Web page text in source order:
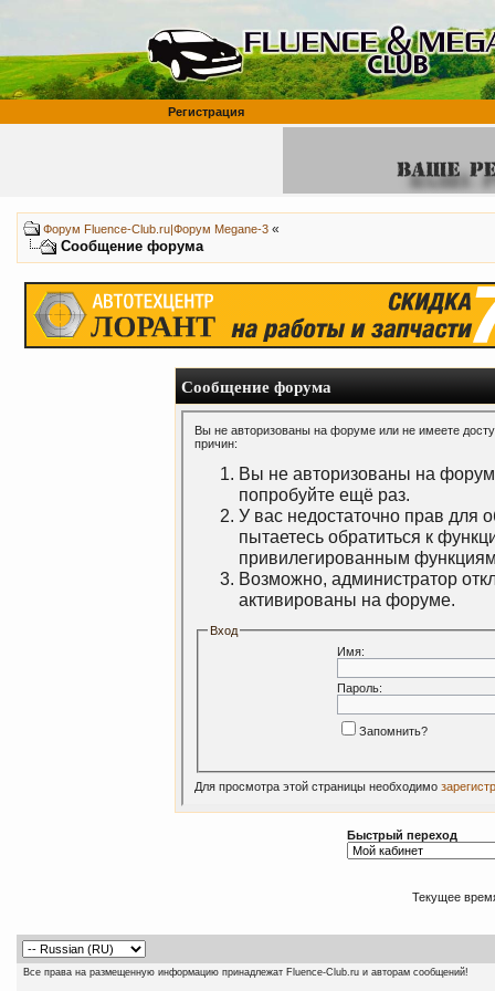
Регистрация
Форум Fluence-Club.ru|Форум Megane-3 «
Сообщение форума
Сообщение форума
Вы не авторизованы на форуме или не имеете
причин:
Вы не авторизованы на
попробуйте ещё раз.
У вас недостаточно прав для
пытаетесь обратиться к
привилегированным
Возможно, администратор
активированы на форуме.
Вход
Имя:
Пароль:
Запомнить?
Для просмотра этой страницы необходимо
Быстрый переход
Текущее
Все права на размещенную информацию принадлежат Fluence-Club.ru и авторам сообщений!